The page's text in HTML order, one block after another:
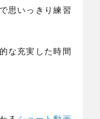
思いっきり練習
な充実した時間